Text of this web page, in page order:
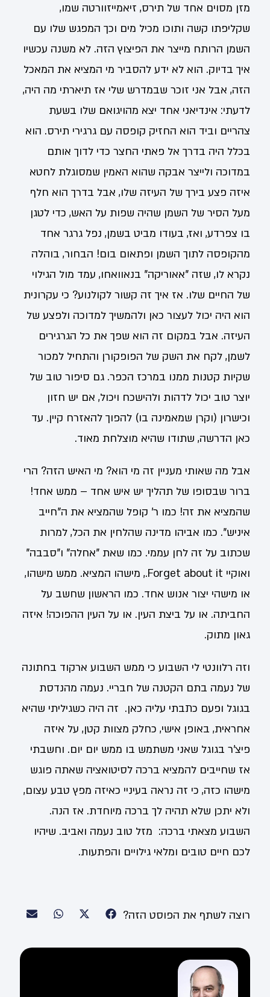
מזן מסוים אחד של תירס, זיאמייזוורטה שמו,
שקליפתו קשה ותוכו מכיל מים וכך המפגש שלו עם
השמן הרותח מייצר את הפיצוץ הזה. לא משנה עכשיו
איך בדיוק. הוא לא ידע להסביר מי המציא את המאכל
הזה, אבל אני זוכר שבמדרש שלי אז תיארתי מה היה,
לדעתי: אינדיאני אחד יצא מהויגואם שלו בשעת
צהריים וביד הוא החזיק קופסה עם גרגירי תירס. הוא
בכלל היה בדרך אל פאתי החצר כדי לדוך אותם
במדוכה ולייצר אבקה שהוא האמין שמסוגלת לחטא
איזה פצע בירך של העיזה שלו, אבל בדרך הוא חלף
מעל הסיר של השמן שהיה שפות על האש, כדי לטגן
בו צפרדע, ואז, בעודו מביט בשמן, נפל גרגר אחד
מהקופסה לתוך השמן ופתאום בום! הבחור, בוהלה
נקרא לו, שזה "אאוריקה" בנאוואחו, עמד מול הגילוי
של החיים שלו. אז איך זה קשור לקולנוע? כי עקרונית
הוא היה יכול לעצור כאן ולהמשיך למדוכה ולפצע של
העיזה. אבל במקום זה הוא שפך את כל הגרגירים
לשמן, לקח את השק של הפופקורן והתחיל למכור
שקיות קטנות ממנו במרכז הכפר. גם סיפור טוב של
יוצר טוב יכול לדהות ולהישכח ויכול, אם יש חזון
וכישרון ‏(וקרן שמאמינה בו‏) להפוך להאזרח קיין. עד
כאן הדרשה, שתודו שהיא מוצלחת מאוד.
אבל מה שאותי מעניין זה מי הוא? מי האיש הזה? הרי
ברור שבסופו של תהליך יש איש אחד – ממש אחד!
שהמציא את זה! כמו ר' קופל שהמציא את ה"חייב
איניש". כמו אביהו מדינה שהלחין את הכל, למרות
שכתוב על זה לחן עממי. כמו שאת "אחלה" ו"סבבה"
ואוקיי Forget about it., מישהו המציא. ממש מישהו,
או מישהי יצור אנוש אחד. כמו הראשון שחשב על
החביתה. או על ביצת העין. או על העין ההפוכה! איזה
גאון מתוק.
וזה רלוונטי לי השבוע כי ממש השבוע ארקוד בחתונה
של נעמה בתם הקטנה של חבריי. נעמה מהנדסת
בגוגל ופעם כתבתי עליה כאן. זה היה כשגיליתי שהיא
אחראית, באופן אישי, כחלק מצוות קטן, על איזה
פיצ'ר בגוגל שאני משתמש בו ממש יום יום. וחשבתי
אז שחייבים להמציא ברכה לסיטואציה שאתה פוגש
מישהו כזה, כי זה נראה בעיניי כאיזה מפץ טבע עצום,
ולא יתכן שלא תהיה לך ברכה מיוחדת. אז הנה.
השבוע מצאתי ברכה: מזל טוב נעמה ואביב. שיהיו
לכם חיים טובים ומלאי גילויים והפתעות.
רוצה לשתף את הפוסט הזה?